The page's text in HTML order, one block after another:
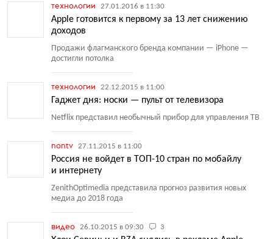
технологии 27.01.2016 в 11:30
Apple готовится к первому за 13 лет снижению
доходов
Продажи флагманского бренда компании — iPhone —
достигли потолка
технологии 22.12.2015 в 11:00
Гаджет дня: носки — пульт от телевизора
Netflix представил необычный прибор для управления ТВ
nontv 27.11.2015 в 11:00
Россия не войдет в ТОП-10 стран по мобайлу
и интернету
ZenithOptimedia представила прогноз развития новых
медиа до 2018 года
видео 26.10.2015 в 09:30 3